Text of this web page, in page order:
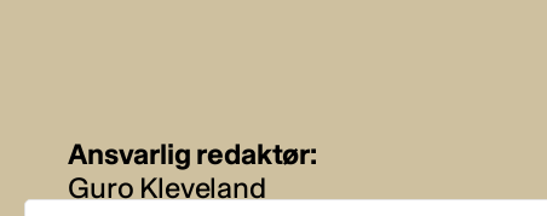
Ansvarlig redaktør:
Guro Kleveland